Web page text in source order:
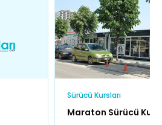
Sürücü Kursları
Maraton Sürücü